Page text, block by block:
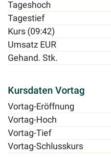
Tageshoch
Tagestief
Kurs (09:42)
Umsatz EUR
Gehand. Stk.
Kursdaten Vortag
Vortag-Eröffnung
Vortag-Hoch
Vortag-Tief
Vortag-Schlusskurs